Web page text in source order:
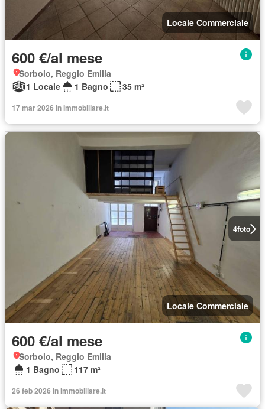
Locale Commerciale
600 €/al mese
Sorbolo, Reggio Emilia
1 Locale
1 Bagno 35 m²
17 mar 2026 in Immobiliare.it
4foto
Locale Commerciale
600 €/al mese
Sorbolo, Reggio Emilia
1 Bagno
117 m²
26 feb 2026 in Immobiliare.it